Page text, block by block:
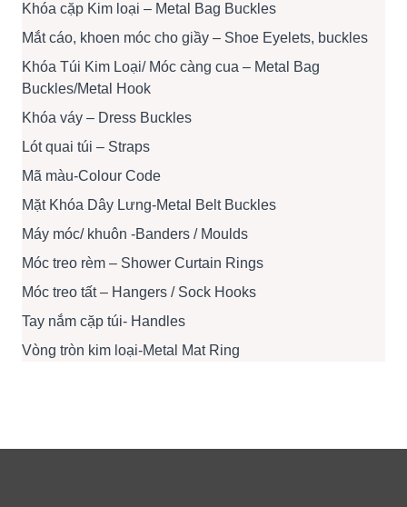
Khóa cặp Kim loại – Metal Bag Buckles
Mắt cáo, khoen móc cho giầy – Shoe Eyelets, buckles
Khóa Túi Kim Loại/ Móc càng cua – Metal Bag
Buckles/Metal Hook
Khóa váy – Dress Buckles
Lót quai túi – Straps
Mã màu-Colour Code
Mặt Khóa Dây Lưng-Metal Belt Buckles
Máy móc/ khuôn -Banders / Moulds
Móc treo rèm – Shower Curtain Rings
Móc treo tất – Hangers / Sock Hooks
Tay nắm cặp túi- Handles
Vòng tròn kim loại-Metal Mat Ring